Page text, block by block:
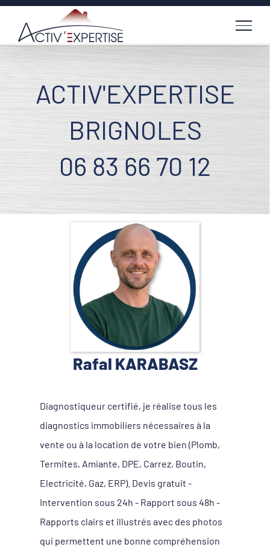
Passer
contenu
ACTIV'EXPERTISE
BRIGNOLES
06 83 66 70 12
Voir
l'image
agrandie
Rafal KARABASZ
Diagnostiqueur certifié, je réalise tous les
diagnostics immobiliers nécessaires à la
vente ou à la location de votre bien (Plomb,
Termites, Amiante, DPE, Carrez, Boutin,
Electricité, Gaz, ERP). Devis gratuit -
Intervention sous 24h - Rapport sous 48h -
Rapports clairs et illustrés avec des photos
qui permettent une bonne compréhension